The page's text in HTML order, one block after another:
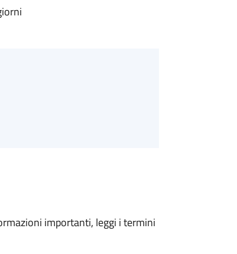
importanti, leggi i termini